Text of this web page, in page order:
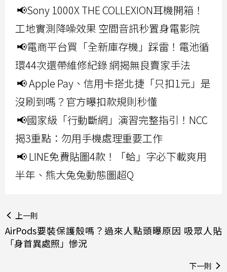
📢Sony 1000X THE COLLEXION耳機開箱！
工地實測降噪效果 空間音訊秒置身電影院
📢電商平台買「全新庫存機」踩雷！電池循
環44次還帶維修紀錄 網揭無良賣家手法
📢 Apple Pay、信用卡搭北捷「只扣1元」是
沒刷到嗎？官方曝扣款規則秒懂
📢國家級「行動斷網」演習完整指引！NCC
揭3重點：勿用手機處理重要工作
📢 LINE免費貼圖4款！「蛤」字必下載爽用
半年、熊大兔兔動態圖超Q
上一則
AirPods要裝保護殼嗎？過來人點頭曝原因 吸眾人貼
「身首異處照」慘況
下一則